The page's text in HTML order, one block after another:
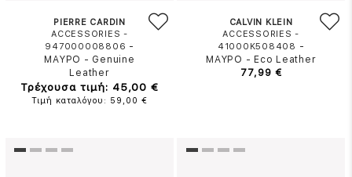
PIERRE CARDIN
ACCESSORIES -
947000008806 -
ΜΑΥΡΟ - Genuine
Leather
Τρέχουσα τιμή: 45,00 €
Τιμή καταλόγου: 59,00 €
CALVIN KLEIN
ACCESSORIES -
41000K508408 -
ΜΑΥΡΟ - Eco Leather
77,99 €